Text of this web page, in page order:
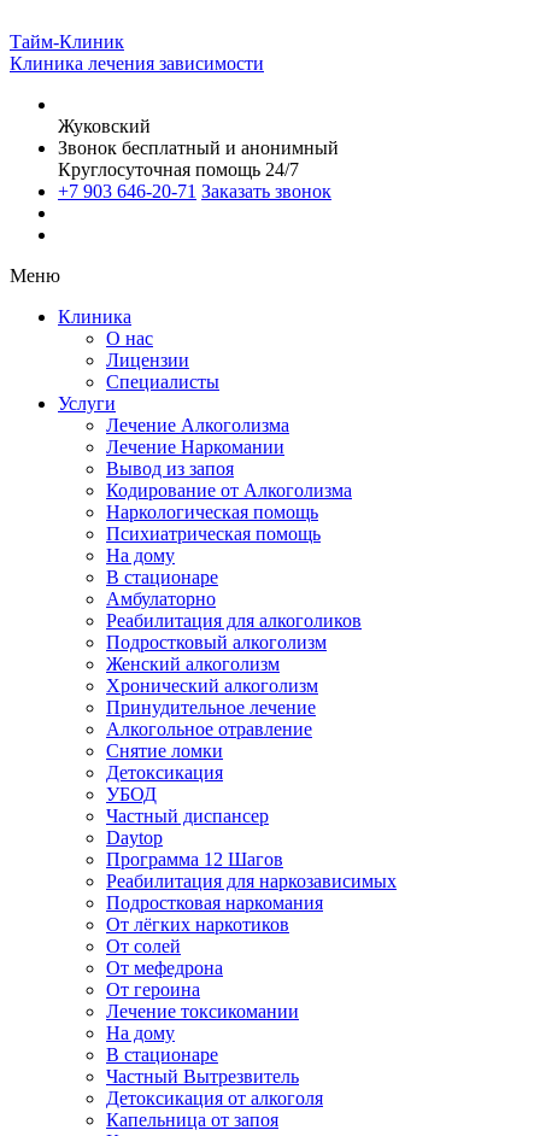
Тайм-Клиник
Клиника лечения зависимости
Жуковский
Звонок бесплатный и анонимный
Круглосуточная помощь 24/7
+7 903 646-20-71 Заказать звонок
Меню
Клиника
О нас
Лицензии
Специалисты
Услуги
Лечение Алкоголизма
Лечение Наркомании
Вывод из запоя
Кодирование от Алкоголизма
Наркологическая помощь
Психиатрическая помощь
На дому
В стационаре
Амбулаторно
Реабилитация для алкоголиков
Подростковый алкоголизм
Женский алкоголизм
Хронический алкоголизм
Принудительное лечение
Алкогольное отравление
Снятие ломки
Детоксикация
УБОД
Частный диспансер
Daytop
Программа 12 Шагов
Реабилитация для наркозависимых
Подростковая наркомания
От лёгких наркотиков
От солей
От мефедрона
От героина
Лечение токсикомании
На дому
В стационаре
Частный Вытрезвитель
Детоксикация от алкоголя
Капельница от запоя